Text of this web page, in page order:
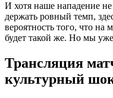
И хотя наше нападение
держать ровный темп,
вероятность того, что на
будет такой же. Но мы
Трансляция
культурный